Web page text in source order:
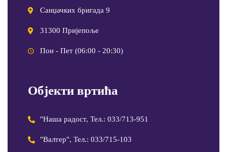
Санџачких бригада 9
31300 Пријепоље
Пон - Пет (06:00 - 20:30)
Објекти вртића
"Наша радост, Тел.: 033/713-951
"Валтер", Тел.: 033/715-103